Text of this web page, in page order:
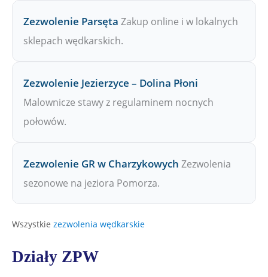
Zezwolenie Parsęta Zakup online i w lokalnych
sklepach wędkarskich.
Zezwolenie Jezierzyce – Dolina Płoni
Malownicze stawy z regulaminem nocnych
połowów.
Zezwolenie GR w Charzykowych Zezwolenia
sezonowe na jeziora Pomorza.
Wszystkie zezwolenia wędkarskie
Działy ZPW